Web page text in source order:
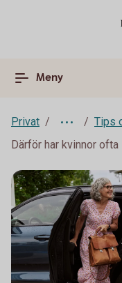
Meny
Privat
Tips
Därför har kvinnor